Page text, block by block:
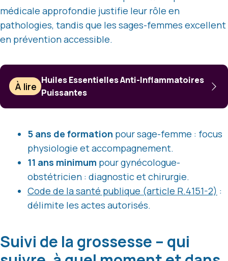
médicale approfondie justifie leur rôle en
pathologies, tandis que les sages-femmes excellent
en prévention accessible.
À lire
Huiles Essentielles Anti-Inflammatoires
Puissantes
5 ans de formation pour sage-femme : focus
physiologie et accompagnement.
11 ans minimum pour gynécologue-
obstétricien : diagnostic et chirurgie.
Code de la santé publique (article R.4151-2) :
délimite les actes autorisés.
Suivi de la grossesse – qui